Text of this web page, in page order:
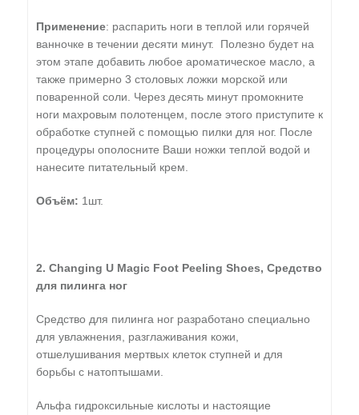
Применение: распарить ноги в теплой или горячей
ванночке в течении десяти минут. Полезно будет на
этом этапе добавить любое ароматическое масло, а
также примерно 3 столовых ложки морской или
поваренной соли. Через десять минут промокните
ноги махровым полотенцем, после этого приступите к
обработке ступней с помощью пилки для ног. После
процедуры ополосните Ваши ножки теплой водой и
нанесите питательный крем.
Объём: 1шт.
2. Changing U Magic Foot Peeling Shoes, Средство
для пилинга ног
Средство для пилинга ног разработано специально
для увлажнения, разглаживания кожи,
отшелушивания мертвых клеток ступней и для
борьбы с натоптышами.
Альфа гидроксильные кислоты и настоящие